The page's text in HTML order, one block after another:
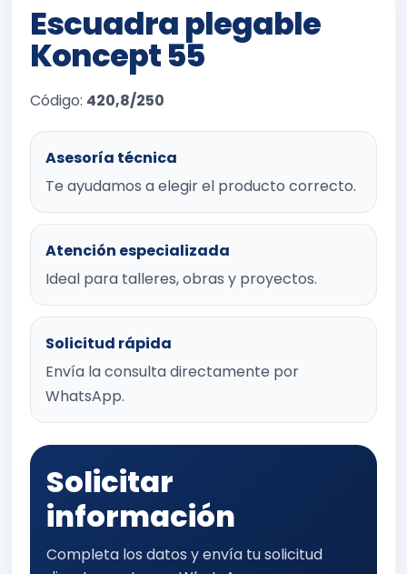
Escuadra plegable
Koncept 55
Código: 420,8/250
Asesoría técnica
Te ayudamos a elegir el producto correcto.
Atención especializada
Ideal para talleres, obras y proyectos.
Solicitud rápida
Envía la consulta directamente por
WhatsApp.
Solicitar
información
Completa los datos y envía tu solicitud